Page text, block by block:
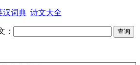
汉词典 诗文大全
：